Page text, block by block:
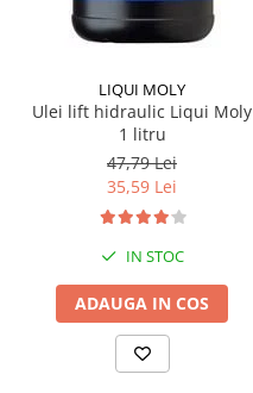
LIQUI MOLY
Ulei lift hidraulic Liqui Moly
1 litru
47,79 Lei
35,59 Lei
IN STOC
ADAUGA IN COS